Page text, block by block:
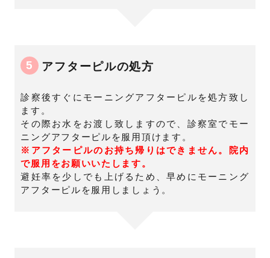
5 アフターピルの処方
診察後すぐにモーニングアフターピルを処方致し
ます。
その際お水をお渡し致しますので、診察室でモー
ニングアフターピルを服用頂けます。
※アフターピルのお持ち帰りはできません。院内
で服用をお願いいたします。
避妊率を少しでも上げるため、早めにモーニング
アフターピルを服用しましょう。